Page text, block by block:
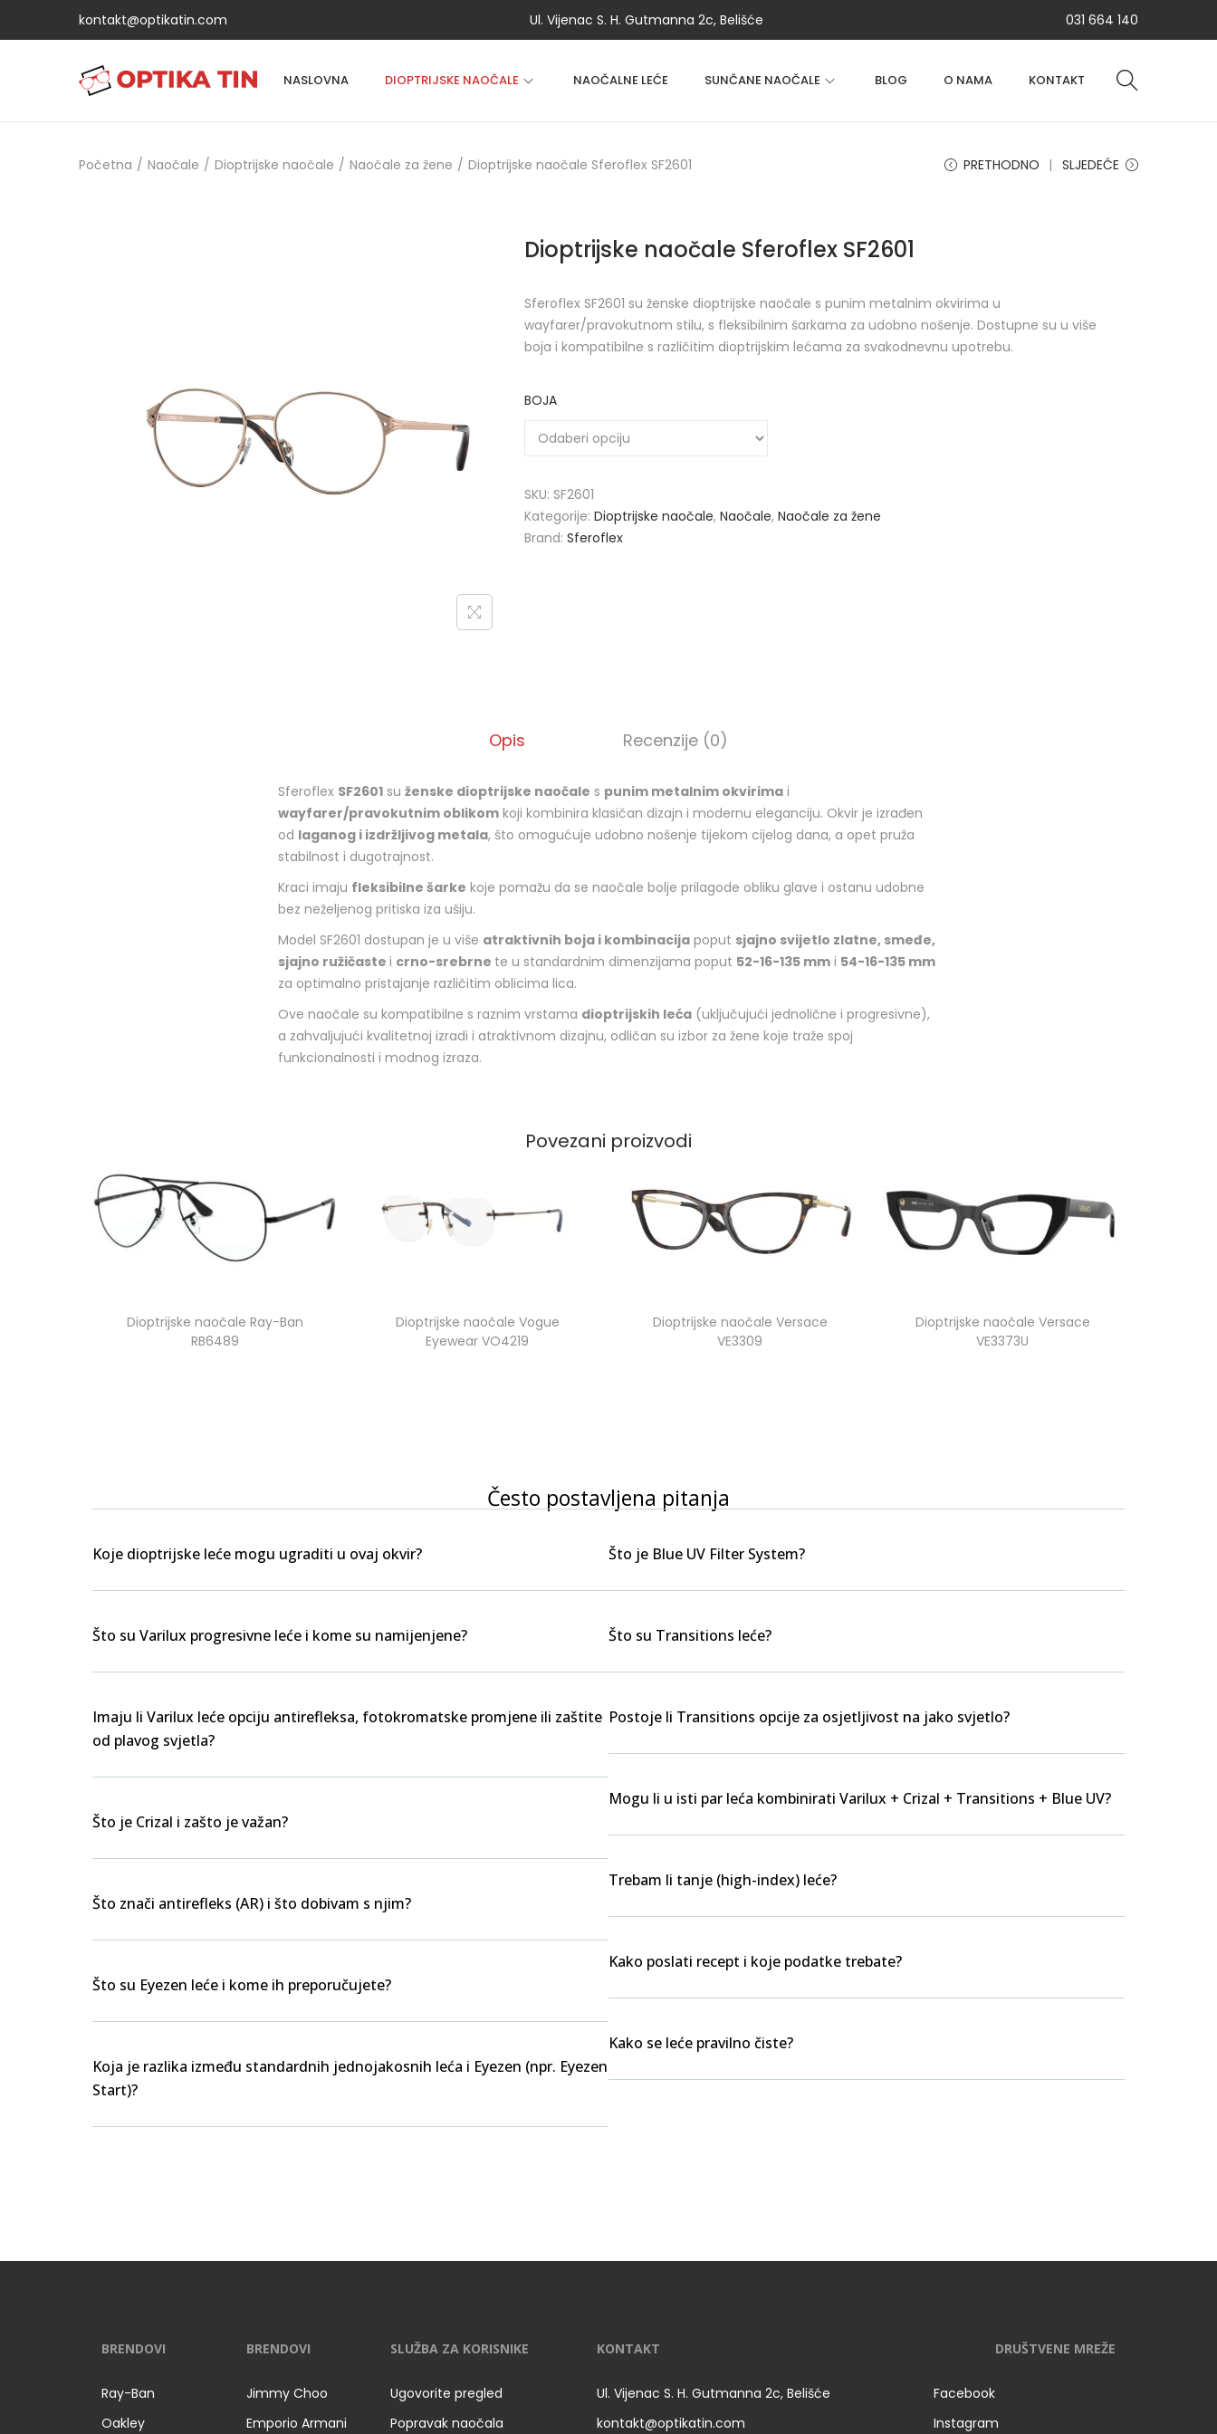
kontakt@optikatin.com Ul. Vijenac S. H. Gutmanna 2c, Belišće 031 664 140
NASLOVNA DIOPTRIJSKE NAOČALE NAOČALNE LEĆE SUNČANE NAOČALE BLOG O NAMA KONTAKT
Početna / Naočale / Dioptrijske naočale / Naočale za žene / Dioptrijske naočale Sferoflex SF2601 PRETHODNO SLJEDEĆE
Dioptrijske naočale Sferoflex SF2601
Sferoflex SF2601 su ženske dioptrijske naočale s punim metalnim okvirima u
wayfarer/pravokutnom stilu, s fleksibilnim šarkama za udobno nošenje. Dostupne su u više
boja i kompatibilne s različitim dioptrijskim lećama za svakodnevnu upotrebu.
BOJA
SKU: SF2601
Kategorije:Dioptrijske naočale,Naočale,Naočale za žene
Brand:Sferoflex
Opis Recenzije (0)
Sferoflex SF2601 su ženske dioptrijske naočale s punim metalnim okvirima i
wayfarer/pravokutnim oblikom koji kombinira klasičan dizajn i modernu eleganciju. Okvir je izrađen
od laganog i izdržljivog metala, što omogućuje udobno nošenje tijekom cijelog dana, a opet pruža
stabilnost i dugotrajnost.
Kraci imaju fleksibilne šarke koje pomažu da se naočale bolje prilagode obliku glave i ostanu udobne
bez neželjenog pritiska iza ušiju.
Model SF2601 dostupan je u više atraktivnih boja i kombinacija poput sjajno svijetlo zlatne, smeđe,
sjajno ružičaste i crno-srebrne te u standardnim dimenzijama poput 52-16-135 mm i 54-16-135 mm
za optimalno pristajanje različitim oblicima lica.
Ove naočale su kompatibilne s raznim vrstama dioptrijskih leća (uključujući jednolične i progresivne),
a zahvaljujući kvalitetnoj izradi i atraktivnom dizajnu, odličan su izbor za žene koje traže spoj
funkcionalnosti i modnog izraza.
Povezani proizvodi
Dioptrijske naočale Ray-Ban
RB6489
Dioptrijske naočale Vogue
Eyewear VO4219
Dioptrijske naočale Versace
VE3309
Dioptrijske naočale Versace
VE3373U
Često postavljena pitanja
Koje dioptrijske leće mogu ugraditi u ovaj okvir?
Što su Varilux progresivne leće i kome su namijenjene?
Imaju li Varilux leće opciju antirefleksa, fotokromatske promjene ili zaštite
od plavog svjetla?
Što je Crizal i zašto je važan?
Što znači antirefleks (AR) i što dobivam s njim?
Što su Eyezen leće i kome ih preporučujete?
Koja je razlika između standardnih jednojakosnih leća i Eyezen (npr. Eyezen
Start)?
Što je Blue UV Filter System?
Što su Transitions leće?
Postoje li Transitions opcije za osjetljivost na jako svjetlo?
Mogu li u isti par leća kombinirati Varilux + Crizal + Transitions + Blue UV?
Trebam li tanje (high-index) leće?
Kako poslati recept i koje podatke trebate?
Kako se leće pravilno čiste?
BRENDOVI
Ray-Ban
Oakley
BRENDOVI
Jimmy Choo
Emporio Armani
SLUŽBA ZA KORISNIKE
Ugovorite pregled
Popravak naočala
KONTAKT
Ul. Vijenac S. H. Gutmanna 2c, Belišće
kontakt@optikatin.com
DRUŠTVENE MREŽE
Facebook
Instagram